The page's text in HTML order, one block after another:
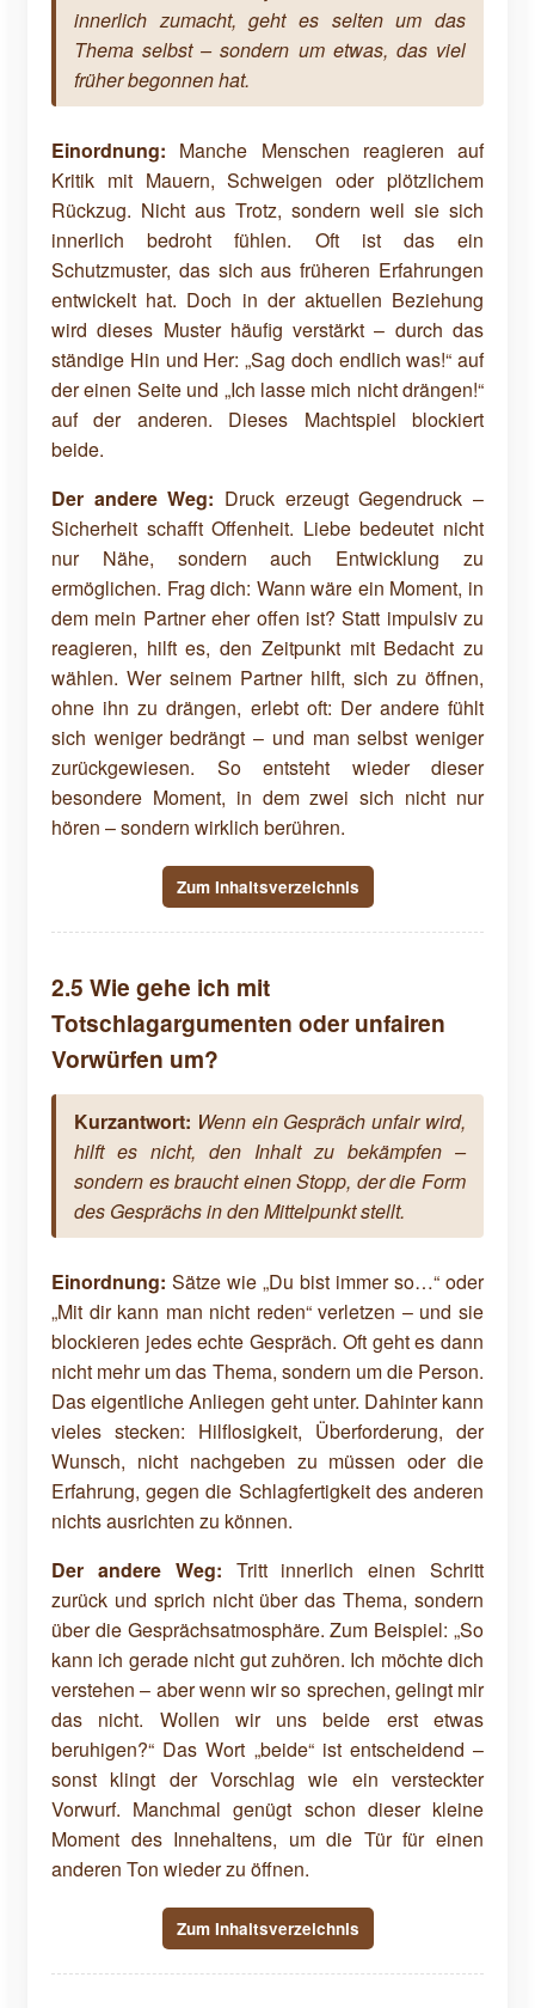
innerlich zumacht, geht es selten um das
Thema selbst – sondern um etwas, das viel
früher begonnen hat.
Einordnung: Manche Menschen reagieren auf
Kritik mit Mauern, Schweigen oder plötzlichem
Rückzug. Nicht aus Trotz, sondern weil sie sich
innerlich bedroht fühlen. Oft ist das ein
Schutzmuster, das sich aus früheren Erfahrungen
entwickelt hat. Doch in der aktuellen Beziehung
wird dieses Muster häufig verstärkt – durch das
ständige Hin und Her: „Sag doch endlich was!“ auf
der einen Seite und „Ich lasse mich nicht drängen!“
auf der anderen. Dieses Machtspiel blockiert
beide.
Der andere Weg: Druck erzeugt Gegendruck –
Sicherheit schafft Offenheit. Liebe bedeutet nicht
nur Nähe, sondern auch Entwicklung zu
ermöglichen. Frag dich: Wann wäre ein Moment, in
dem mein Partner eher offen ist? Statt impulsiv zu
reagieren, hilft es, den Zeitpunkt mit Bedacht zu
wählen. Wer seinem Partner hilft, sich zu öffnen,
ohne ihn zu drängen, erlebt oft: Der andere fühlt
sich weniger bedrängt – und man selbst weniger
zurückgewiesen. So entsteht wieder dieser
besondere Moment, in dem zwei sich nicht nur
hören – sondern wirklich berühren.
Zum Inhaltsverzeichnis
2.5 Wie gehe ich mit
Totschlagargumenten oder unfairen
Vorwürfen um?
Kurzantwort: Wenn ein Gespräch unfair wird,
hilft es nicht, den Inhalt zu bekämpfen –
sondern es braucht einen Stopp, der die Form
des Gesprächs in den Mittelpunkt stellt.
Einordnung: Sätze wie „Du bist immer so…“ oder
„Mit dir kann man nicht reden“ verletzen – und sie
blockieren jedes echte Gespräch. Oft geht es dann
nicht mehr um das Thema, sondern um die Person.
Das eigentliche Anliegen geht unter. Dahinter kann
vieles stecken: Hilflosigkeit, Überforderung, der
Wunsch, nicht nachgeben zu müssen oder die
Erfahrung, gegen die Schlagfertigkeit des anderen
nichts ausrichten zu können.
Der andere Weg: Tritt innerlich einen Schritt
zurück und sprich nicht über das Thema, sondern
über die Gesprächsatmosphäre. Zum Beispiel: „So
kann ich gerade nicht gut zuhören. Ich möchte dich
verstehen – aber wenn wir so sprechen, gelingt mir
das nicht. Wollen wir uns beide erst etwas
beruhigen?“ Das Wort „beide“ ist entscheidend –
sonst klingt der Vorschlag wie ein versteckter
Vorwurf. Manchmal genügt schon dieser kleine
Moment des Innehaltens, um die Tür für einen
anderen Ton wieder zu öffnen.
Zum Inhaltsverzeichnis